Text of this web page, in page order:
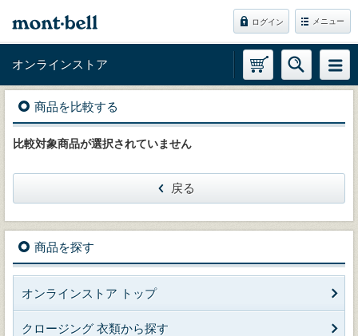
ログイン メニュー
オンラインストア
商品を比較する
比較対象商品が選択されていません
戻る
商品を探す
オンラインストア トップ
クロージング 衣類から探す